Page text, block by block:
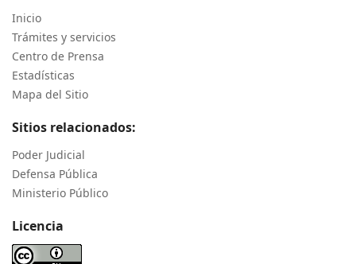
Inicio
Trámites y servicios
Centro de Prensa
Estadísticas
Mapa del Sitio
Sitios relacionados:
Poder Judicial
Defensa Pública
Ministerio Público
Licencia